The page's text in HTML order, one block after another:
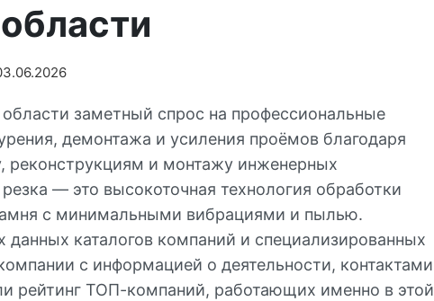
заметный спрос на профессиональные
демонтажа и усиления проёмов благодаря
реконструкциям и монтажу инженерных
— это высокоточная технология обработки
с минимальными вибрациями и пылью.
каталогов компаний и специализированных
с информацией о деятельности, контактами
рейтинг ТОП-компаний, работающих именно в этой